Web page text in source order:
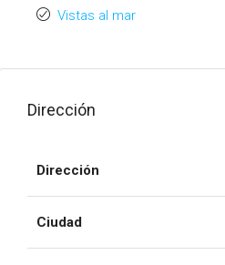
Vistas al mar
Dirección
Dirección
Ciudad